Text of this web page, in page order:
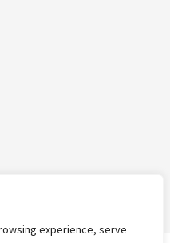
experience, serve